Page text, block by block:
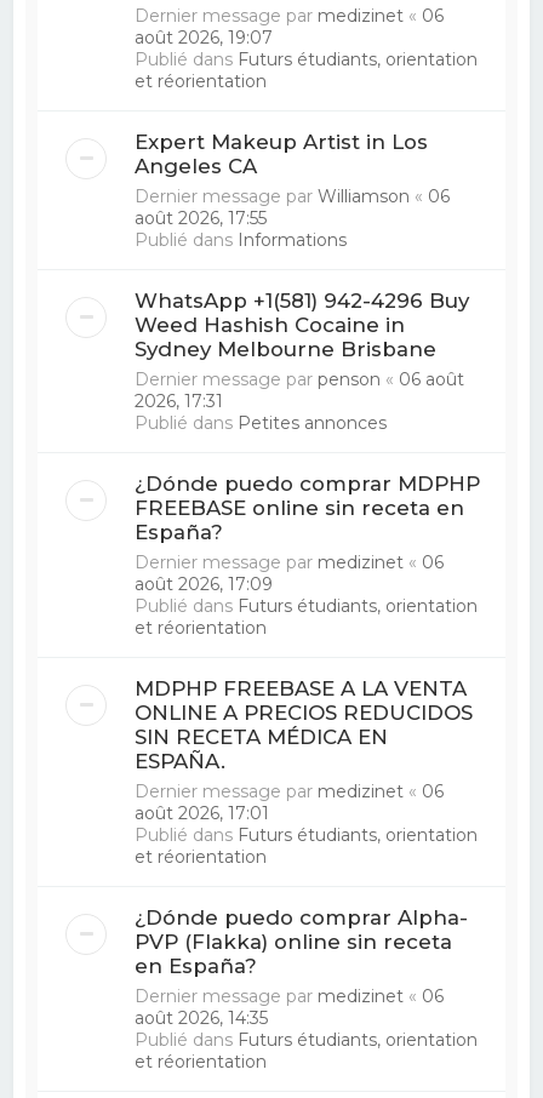
Dernier message par medizinet « 06
août 2026, 19:07
Publié dans Futurs étudiants, orientation
et réorientation
Expert Makeup Artist in Los
Angeles CA
Dernier message parWilliamson « 06
août 2026, 17:55
Publié dans Informations
WhatsApp +1(581) 942-4296 Buy
Weed Hashish Cocaine in
Sydney Melbourne Brisbane
Dernier message par penson « 06 août
2026, 17:31
Publié dans Petites annonces
¿Dónde puedo comprar MDPHP
FREEBASE online sin receta en
España?
Dernier message par medizinet « 06
août 2026, 17:09
Publié dans Futurs étudiants, orientation
et réorientation
MDPHP FREEBASE A LA VENTA
ONLINE A PRECIOS REDUCIDOS
SIN RECETA MÉDICA EN
ESPAÑA.
Dernier message par medizinet « 06
août 2026, 17:01
Publié dans Futurs étudiants, orientation
et réorientation
¿Dónde puedo comprar Alpha-
PVP (Flakka) online sin receta
en España?
Dernier message par medizinet « 06
août 2026, 14:35
Publié dans Futurs étudiants, orientation
et réorientation